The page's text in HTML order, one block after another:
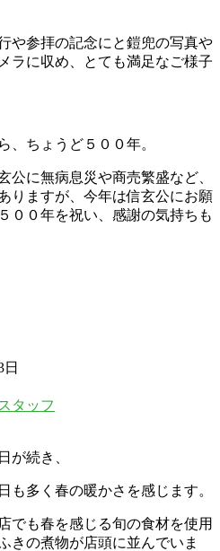
や参拝の記念にと鎧兜の写真や
ラに収め、とても満足なご様子
、ちょうど５００年。
公に無病息災や商売繁盛など、
りますが、今年は信玄公にお願
００年を祝い、感謝の気持ちも
タッフ
が続き、
も多く春の暖かさを感じます。
でも春を感じる旬の食材を使用
きの煮物が店頭に並んでいま